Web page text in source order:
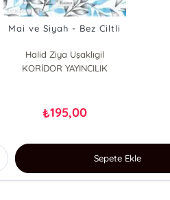
Mai ve Siyah - Bez Ciltli
Halid Ziya Uşaklıgil
KORİDOR YAYINCILIK
₺195,00
Sepete Ekle